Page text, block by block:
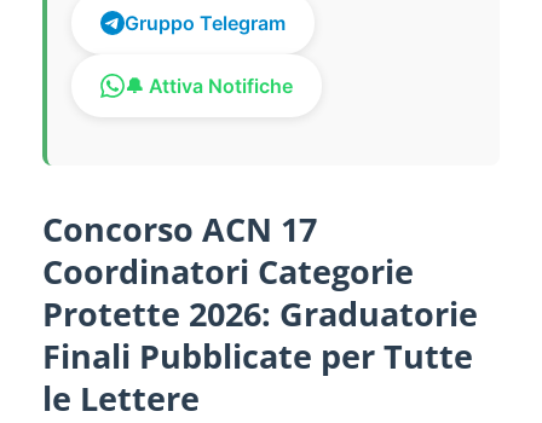
Gruppo Telegram
🔔 Attiva Notifiche
Concorso ACN 17
Coordinatori Categorie
Protette 2026: Graduatorie
Finali Pubblicate per Tutte
le Lettere